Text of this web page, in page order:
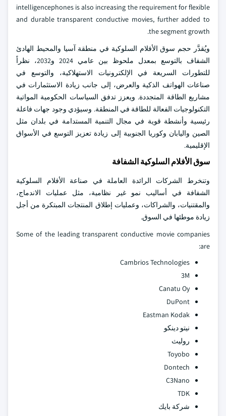
intelligencephones is also increasing the requirement for flexible
and durable transparent conductive movies, further added to
the segment growth.
ويُقدَّر حجم سوق الأفلام السلوكية في منطقة آسيا والمحيط الهادئ
الشفاف بالتوسع بمعدل ملحوظ بين عامي 2024 و2032، نظراً
للتطورات السريعة في الإلكترونيات الاستهلاكية، والتوسع في
صناعات الهواتف الذكية والعرض، إلى جانب زيادة الاستثمارات في
مشاريع الطاقة المتجددة. ويعزز تدفق السياسات الحكومية المواتية
التكنولوجيات الفعالة للطاقة في المنطقة. وسيؤدي وجود جهات فاعلة
رئيسية وأنشطة قوية في مجال التنمية المستدامة في بلدان مثل
الصين واليابان وكوريا الجنوبية إلى زيادة تعزيز التوسع في الأسواق
الإقليمية.
سوق الأفلام السلوكية الشفافة
وتنخرط الشركات الرائدة العاملة في صناعة الأفلام السلوكية
الشفافة في أساليب نمو غير نظامية، مثل عمليات الاندماج،
والمقتنيات، والشراكات، وعمليات إطلاق المنتجات المبتكرة من أجل
زيادة موطئها في السوق.
Some of the leading transparent conductive movie companies
are:
Cambrios Technologies
3M
Canatu Oy
DuPont
Eastman Kodak
نيتو دينكو
روليث
Toyobo
Dontech
C3Nano
TDK
شركة بايك